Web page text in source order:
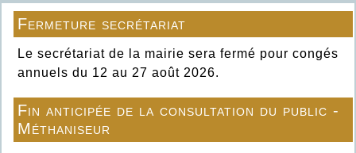
Fermeture secrétariat
Le secrétariat de la mairie sera fermé pour congés
annuels du 12 au 27 août 2026.
Fin anticipée de la consultation du public -
Méthaniseur